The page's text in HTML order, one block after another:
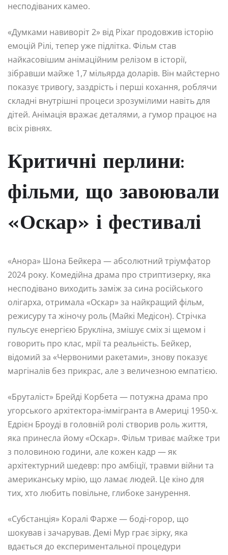
несподіваних камео.
«Думками навиворіт 2» від Pixar продовжив історію
емоцій Рілі, тепер уже підлітка. Фільм став
найкасовішим анімаційним релізом в історії,
зібравши майже 1,7 мільярда доларів. Він майстерно
показує тривогу, заздрість і перші кохання, роблячи
складні внутрішні процеси зрозумілими навіть для
дітей. Анімація вражає деталями, а гумор працює на
всіх рівнях.
Критичні перлини:
фільми, що завоювали
«Оскар» і фестивалі
«Анора» Шона Бейкера — абсолютний тріумфатор
2024 року. Комедійна драма про стриптизерку, яка
несподівано виходить заміж за сина російського
олігарха, отримала «Оскар» за найкращий фільм,
режисуру та жіночу роль (Майкі Медісон). Стрічка
пульсує енергією Брукліна, змішує сміх зі щемом і
говорить про клас, мрії та реальність. Бейкер,
відомий за «Червоними ракетами», знову показує
маргіналів без прикрас, але з величезною емпатією.
«Бруталіст» Брейді Корбета — потужна драма про
угорського архітектора-іммігранта в Америці 1950-х.
Едрієн Броуді в головній ролі створив роль життя,
яка принесла йому «Оскар». Фільм триває майже три
з половиною години, але кожен кадр — як
архітектурний шедевр: про амбіції, травми війни та
американську мрію, що ламає людей. Це кіно для
тих, хто любить повільне, глибоке занурення.
«Субстанція» Коралі Фарже — боді-горор, що
шокував і зачарував. Демі Мур грає зірку, яка
вдається до експериментальної процедури